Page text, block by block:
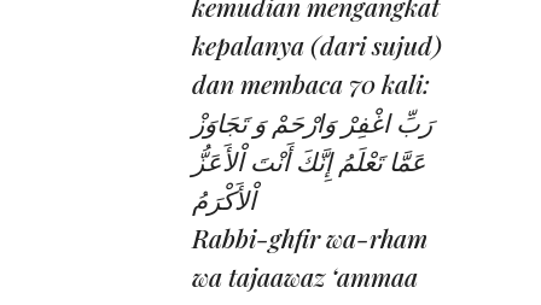
kepalanya (dari sujud)
dan membaca 70 kali:
رَبِّ اغْفِرْ وَارْحَمْ وَ تَجَاوَزْ
عَمَّا تَعْلَمُ إِنَّكَ أَنْتَ اْلأَعَزُّ
اْلأَكْرَمُ
Rabbi-ghfir wa-rham
wa tajaawaz ‘ammaa